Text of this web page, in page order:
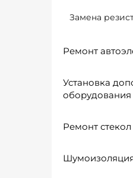
Замена
Ремонт
Установка
оборудования
Ремонт стекол